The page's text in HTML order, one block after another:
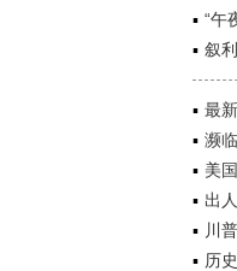
“午
叙
最
濒
美
出
川
历